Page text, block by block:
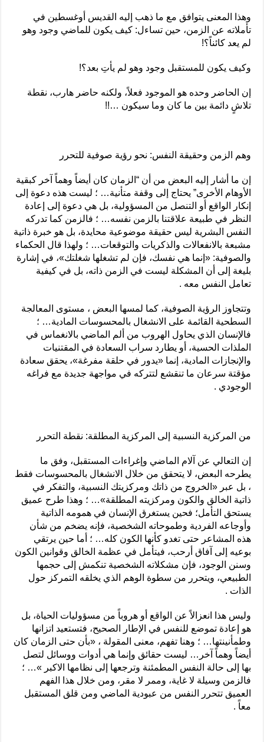
وهذا المعنى يتوافق مع ما ذهب إليه القديس أوغسطين في
تأملاته عن الزمن، حين تساءل: كيف يكون للماضي وجود وهو
لم يعد كائناً؟!
وكيف يكون للمستقبل وجود وهو لم يأتِ بعد؟!
إن الحاضر وحده هو الموجود فعلاً، ولكنه حاضر هارب، نقطة
تلاشٍ دائمة بين ما كان وما سيكون …!!
وهم الزمن وحقيقة النفس: نحو رؤية صوفية للتحرر
إن ما أشار إليه البعض من أن “الزمان كان أيضاً وهماً آخر كبقية
الأوهام الأخرى” يحتاج إلى وقفة متأنية… ؛ ليست هذه دعوة إلى
إنكار الواقع أو التنصل من المسؤولية، بل هي دعوة إلى إعادة
النظر في طبيعة علاقتنا بالزمن نفسه… ؛ فالزمن كما تدركه
النفس البشرية ليس حقيقة موضوعية محايدة، بل هو خبرة ذاتية
مشبعة بالانفعالات والذكريات والتوقعات… ؛ ولهذا قال الحكماء
والصوفية: «إنما هي نفسك، فإن لم تشغلها شغلتك»، في إشارة
بليغة إلى أن المشكلة ليست في الزمن ذاته، بل في كيفية
تعامل النفس معه .
وتتجاوز الرؤية الصوفية، كما لمسها البعض ، مستوى المعالجة
السطحية القائمة على الانشغال بالمحسوسات المادية… ؛
فالإنسان الذي يحاول الهروب من ألم الماضي بالانغماس في
الملذات الحسية، أو يطارد سراب السعادة في المقتنيات
والإنجازات المادية، إنما «يدور في حلقة مفرغة»، يحقق سعادة
مؤقتة سرعان ما تنقشع لتتركه في مواجهة جديدة مع فراغه
الوجودي .
من المركزية النسبية إلى المركزية المطلقة: نقطة التحرر
إن التعالي عن آلام الماضي وإغراءات المستقبل، وفق ما
يطرحه البعض، لا يتحقق من خلال الانشغال بالمحسوسات فقط
، بل عبر «الخروج من ذاتك ومركزيتك النسبية، والتفكر في
ذاتية الخالق والكون ومركزيته المطلقة»… ؛ وهذا طرح عميق
يستحق التأمل؛ فحين يستغرق الإنسان في همومه الذاتية
وأوجاعه الفردية وطموحاته الشخصية، فإنه يضخم من شأن
هذه المشاعر حتى تغدو كأنها الكون كله… ؛ أما حين يرتقي
بوعيه إلى آفاق أرحب، فيتأمل في عظمة الخالق وقوانين الكون
وسنن الوجود، فإن مشكلاته الشخصية تنكمش إلى حجمها
الطبيعي، ويتحرر من سطوة الوهم الذي يخلقه التمركز حول
الذات .
وليس هذا انعزالاً عن الواقع أو هروباً من مسؤوليات الحياة، بل
هو إعادة تموضع للنفس في الإطار الصحيح، فتستعيد اتزانها
وطمأنينتها… ؛ وهنا تفهم، معنى المقولة ، «بأن حتى الزمان كان
أيضاً وهماً آخر… ليست حقائق وإنما هي أدوات ووسائل لتصل
بها إلى حالة النفس المطمئنة وترجعها إلى نظامها الاكبر »… ؛
فالزمن وسيلة لا غاية، وممر لا مقر، ومن خلال هذا الفهم
العميق تتحرر النفس من عبودية الماضي ومن قلق المستقبل
معاً .